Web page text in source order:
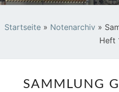
Startseite» Notenarchiv »
Heft
SAMMLUNG